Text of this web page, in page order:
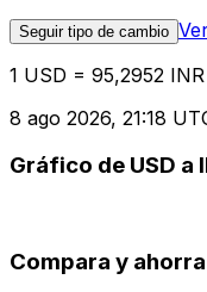
Seguir tipo de cambio
1 USD = 95,2952 INR
8 ago 2026, 21:18
Gráfico de USD a
Compara y ahorra